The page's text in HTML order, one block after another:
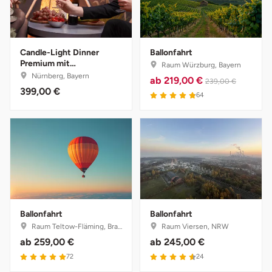
Candle-Light Dinner
Premium mit
Übernachtung
Nürnberg, Bayern
399,00 €
Ballonfahrt
Raum Würzburg, Bayern
ab 219,00 € 239,00 €
4.9 von 5
64
Ballonfahrt
Raum Teltow-Fläming, Brandenburg
ab 259,00 €
5 von 5
72
Ballonfahrt
Raum Viersen, NRW
ab 245,00 €
4.6 von 5
24
Potsdam-Mittelmark
Regensburg
Rostock
Rottweil
Rügen